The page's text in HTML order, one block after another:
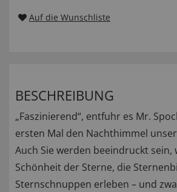
Auf die Wunschliste
BESCHREIBUNG
„Faszinierend“, entfuhr es Mr.
ersten Mal den Nachthimmel
Auch Sie werden beeindruckt sein,
Schönheit der Sterne, die
Sternschnuppen erleben – und